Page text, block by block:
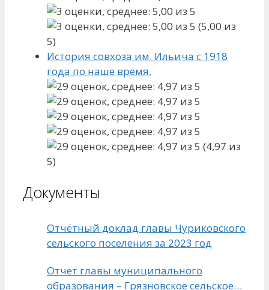
(5,00 из
5)
История совхоза им. Ильича с 1918
года по наше время.
(4,97 из
5)
Документы
Отчётный доклад главы Чуриковского
сельского поселения за 2023 год
Отчет главы муниципального
образования – Грязновское сельское